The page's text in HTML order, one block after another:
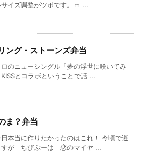
サイズ調整がツボです。ｍ ...
ング・ストーンズ弁当
ロのニューシングル「夢の浮世に咲いてみ
とコラボということで話 ...
ま？弁当
本当に作りたかったのはこれ！ 今頃で遅
すが ちびぶーは 恋のマイヤ ...